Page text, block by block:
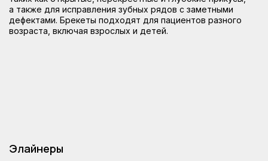
а также для исправления зубных рядов с заметными
дефектами. Брекеты подходят для пациентов разного
возраста, включая взрослых и детей.
Элайнеры
Записаться